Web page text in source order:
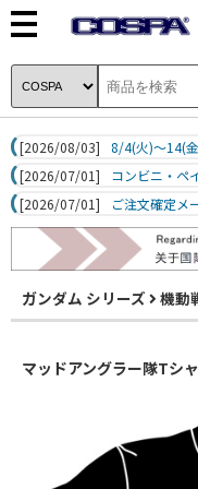
[2026/08/03]
8/4(火)～14(
[2026/07/01]
コンビニ・ペ
[2026/07/01]
ご注文確定メ
ガンダム シリーズ 機動
マッドアングラー隊Tシ